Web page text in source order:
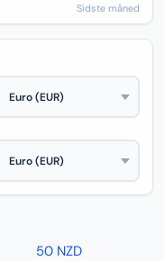
Sidste måned
50 NZD